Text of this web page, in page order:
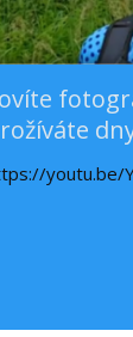
youtu.be/